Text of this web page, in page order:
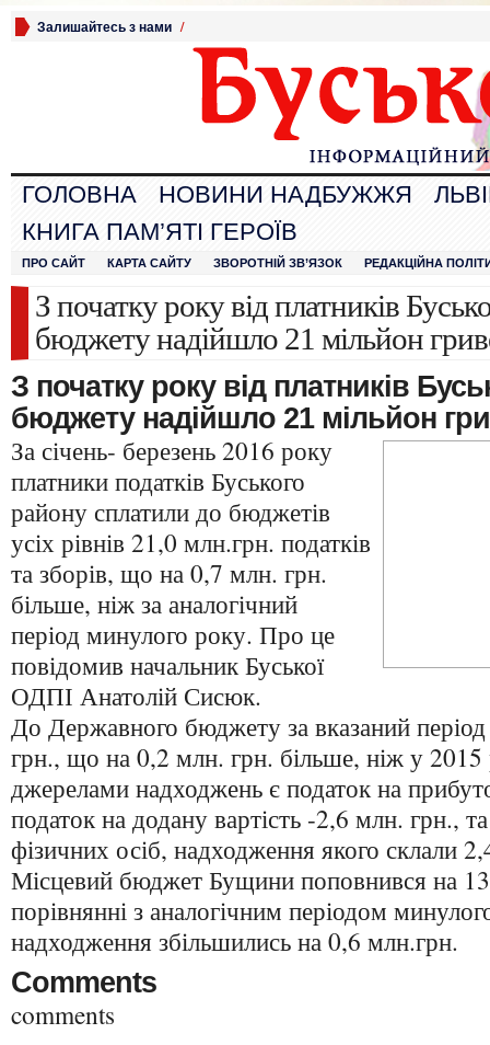
Залишайтесь з нами /
ГОЛОВНА НОВИНИ НАДБУЖЖЯ
КНИГА ПАМ’ЯТІ ГЕРОЇВ
ПРО САЙТ КАРТА САЙТУ ЗВОРОТНІЙ ЗВ’ЯЗОК РЕДАКЦІЙНА
З початку року від платників
бюджету надійшло 21 мільйон
З початку року від платників
бюджету надійшло 21 мільйон
За січень- березень 2016 року
платники податків Буського
району сплатили до бюджетів
усіх рівнів 21,0 млн.грн. податків
та зборів, що на 0,7 млн. грн.
більше, ніж за аналогічний
період минулого року. Про це
повідомив начальник Буської
ОДПІ Анатолій Сисюк.
До Державного бюджету за вказаний
грн., що на 0,2 млн. грн. більше, ніж у
джерелами надходжень є податок на
податок на додану вартість -2,6 млн. грн.,
фізичних осіб, надходження якого склали
Місцевий бюджет Бущини поповнився на
порівнянні з аналогічним періодом
надходження збільшились на 0,6 млн.грн.
Comments
comments